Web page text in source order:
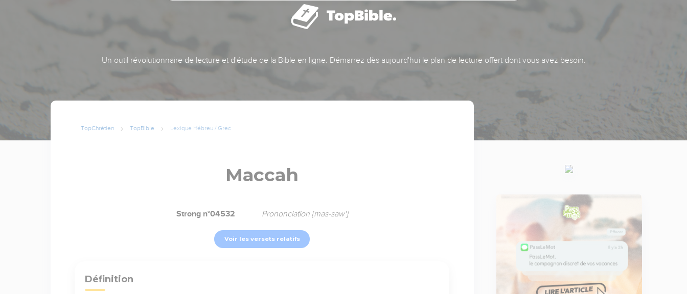
Un outil révolutionnaire de lecture et d'étude de la Bible en ligne. Démarrez dès aujourd'hui le plan de lecture offert dont vous avez besoin.
TopChrétien TopBible Lexique Hébreu / Grec
Maccah
Strong n°04532 Prononciation [mas-saw']
Voir les versets relatifs
Définition